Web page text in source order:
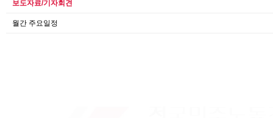
보도자료/기자회견
월간 주요일정